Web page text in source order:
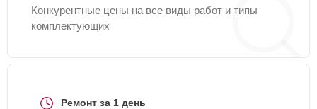
Конкурентные цены на все виды работ и типы
комплектующих
Ремонт за 1 день